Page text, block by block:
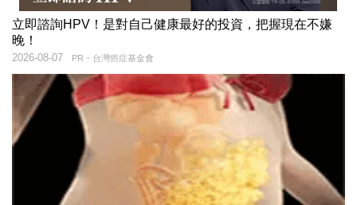
立即諮詢HPV！是對自己健康最好的投資，把握現在不嫌
晚！
PR・台灣癌症基金會
2026-08-07